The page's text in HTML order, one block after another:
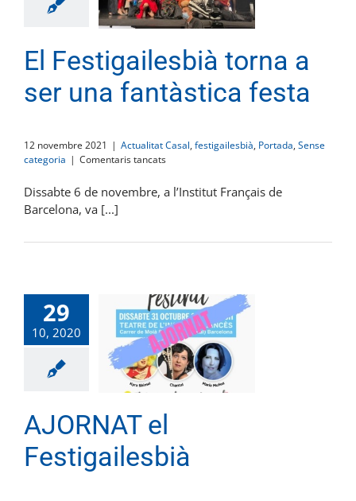
El Festigailesbià torna a
ser una fantàstica festa
12 novembre 2021 | Actualitat Casal, festigailesbià, Portada, Sense
categoria | Comentaris tancatsa
Festigailesbià
una
Dissabte 6 de novembre, a l’Institut Français de
Barcelona, va [...]
29
10, 2020
AJORNAT el
Festigailesbià